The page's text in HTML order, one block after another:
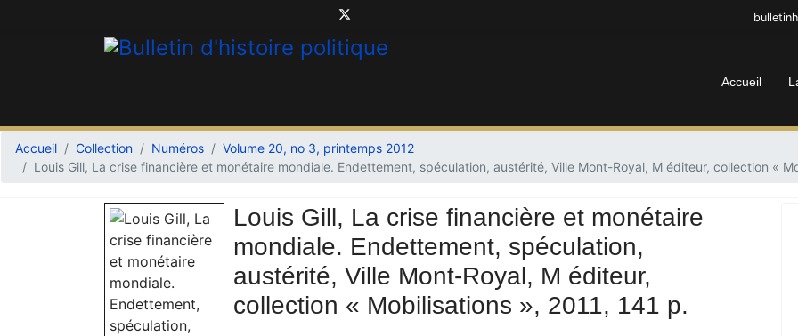
Accueil
Accueil Collection Numéros
Volume 20, no 3, printemps 2012
Louis Gill, La crise financière et monétaire mondiale. Endettement, spéculation, austérité, Ville Mont-Royal, M éditeur, collection «
Louis Gill, La crise financière et monétaire
mondiale. Endettement, spéculation,
austérité, Ville Mont-Royal, M éditeur,
collection « Mobilisations », 2011, 141 p.